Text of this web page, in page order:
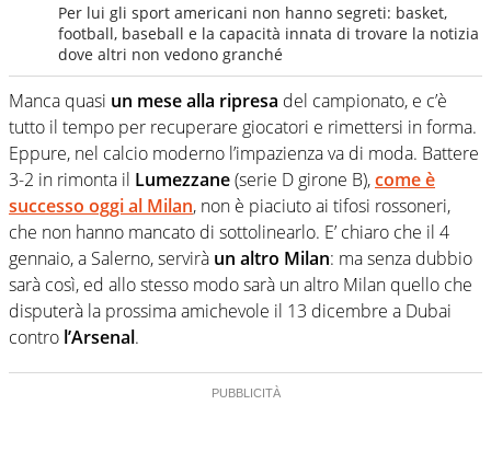
Per lui gli sport americani non hanno segreti: basket,
football, baseball e la capacità innata di trovare la notizia
dove altri non vedono granché
Manca quasi un mesealla ripresa del campionato, e c’è
tutto il tempo per recuperare giocatori e rimettersi in forma.
Eppure, nel calcio moderno l’impazienza va di moda. Battere
3-2 in rimonta il Lumezzane(serie D girone B),come è
successo oggi al Milan, non è piaciuto ai tifosi rossoneri,
che non hanno mancato di sottolinearlo. E’ chiaro che il 4
gennaio, a Salerno, servirà un altro Milan: ma senza dubbio
sarà così, ed allo stesso modo sarà un altro Milan quello che
disputerà la prossima amichevole il 13 dicembre a Dubai
contro l’Arsenal.